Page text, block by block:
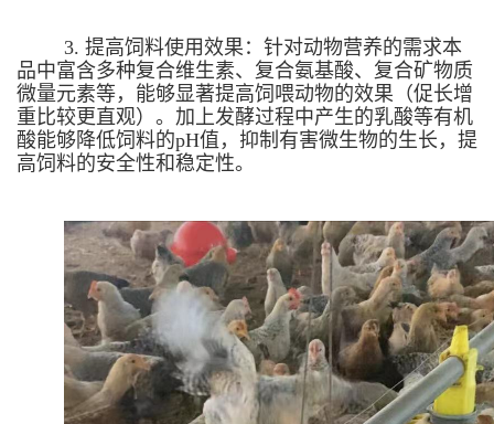
3. 提高饲料使用效果：针对动物营养的需求本
品中富含多种复合维生素、复合氨基酸、复合矿物质
微量元素等，能够显著提高饲喂动物的效果（促长增
重比较更直观）。加上发酵过程中产生的乳酸等有机
酸能够降低饲料的pH值，抑制有害微生物的生长，提
高饲料的安全性和稳定性。